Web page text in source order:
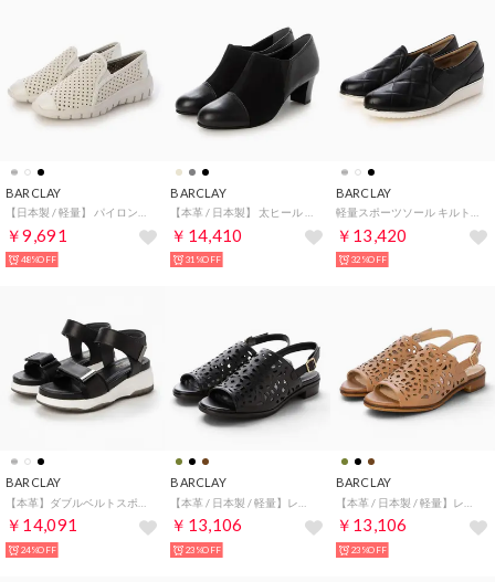
BARCLAY
￥9,691
48%OFF
BARCLAY
￥14,410
31%OFF
BARCLAY
￥13,420
32%OFF
BARCLAY
￥14,091
24%OFF
BARCLAY
￥13,106
23%OFF
BARCLAY
￥13,106
23%OFF